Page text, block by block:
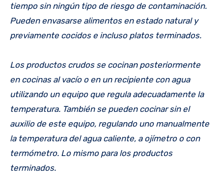
tiempo sin ningún tipo de riesgo de contaminación.
Pueden envasarse alimentos en estado natural y
previamente cocidos e incluso platos terminados.
Los productos crudos se cocinan posteriormente
en cocinas al vacío o en un recipiente con agua
utilizando un equipo que regula adecuadamente la
temperatura. También se pueden cocinar sin el
auxilio de este equipo, regulando uno manualmente
la temperatura del agua caliente, a ojímetro o con
termómetro. Lo mismo para los productos
terminados.